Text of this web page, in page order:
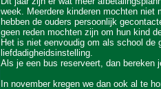
week. Meerdere kinderen mochten niet
hebben de ouders persoonlijk
geen reden mochten zijn om hun kind
Het is niet eenvoudig om als school de
liefdadigheidsinstelling.
Als je een bus reserveert, dan bereken
In november kregen we dan ook al te